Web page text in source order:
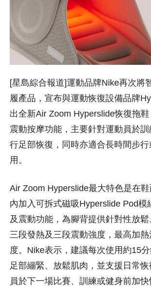
[星島綜合報道]運動品牌Nike再次將
履產品，宣布與運動恢復設備品牌
出全新Air Zoom Hyperslide恢復拖
震動按摩功能，主要針對運動員於
行足部恢復，同時亦適合長時間步
用。
Air Zoom Hyperslide最大特色是在
內加入可拆式磁吸Hyperslide Pod模
及震動功能，為腳背提供針對性放
三段發熱及三段震動強度，最高加
度。Nike表示，建議每次使用約15
足部繃緊、放鬆肌肉，並支援日常
員於下一場比賽、訓練或健身前加快